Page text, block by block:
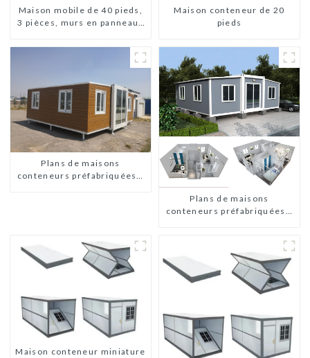
Maison mobile de 40 pieds,
3 pièces, murs en panneaux
conteneur extensible, 3
Maison conteneur de 20
pieds
Plans de maisons
conteneurs préfabriquées à
Plans de maisons
conteneurs préfabriquées à
Maison conteneur miniature